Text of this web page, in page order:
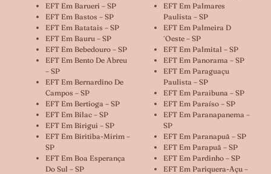
EFT Em Barueri – SP
EFT Em Bastos – SP
EFT Em Batatais – SP
EFT Em Bauru – SP
EFT Em Bebedouro – SP
EFT Em Bento De Abreu
– SP
EFT Em Bernardino De
Campos – SP
EFT Em Bertioga – SP
EFT Em Bilac – SP
EFT Em Birigui – SP
EFT Em Biritiba-Mirim –
SP
EFT Em Boa Esperança
Do Sul – SP
EFT Em Palmares
Paulista – SP
EFT Em Palmeira D
´oeste – SP
EFT Em Palmital – SP
EFT Em Panorama – SP
EFT Em Paraguaçu
Paulista – SP
EFT Em Paraibuna – SP
EFT Em Paraíso – SP
EFT Em Paranapanema –
SP
EFT Em Paranapuã – SP
EFT Em Parapuã – SP
EFT Em Pardinho – SP
EFT Em Pariquera-Açu –